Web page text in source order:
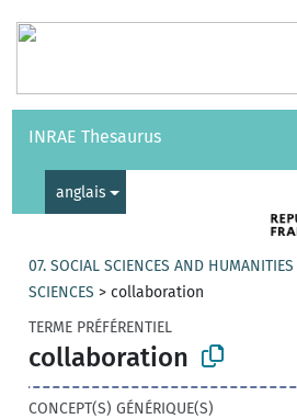
Vocabulaires API
INRAE Thesaurus
anglais
07. SOCIAL SCIENCES AND HUMANITIES
SCIENCES >collaboration
TERME PRÉFÉRENTIEL
collaboration
CONCEPT(S) GÉNÉRIQUE(S)